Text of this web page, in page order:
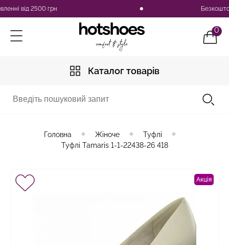
від 2500 грн
0
Каталог товарів
Головна Жіноче
Туфлі
Туфлі Tamaris 1-1-22438-26 418
Акція